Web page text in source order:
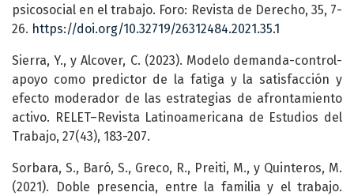
psicosocial en el trabajo. Foro: Revista de Derecho, 35, 7-
26. https://doi.org/10.32719/26312484.2021.35.1
Sierra, Y., y Alcover, C. (2023). Modelo demanda-control-
apoyo como predictor de la fatiga y la satisfacción y
efecto moderador de las estrategias de afrontamiento
activo. RELET–Revista Latinoamericana de Estudios del
Trabajo, 27(43), 183-207.
Sorbara, S., Baró, S., Greco, R., Preiti, M., y Quinteros, M.
(2021). Doble presencia, entre la familia y el trabajo.